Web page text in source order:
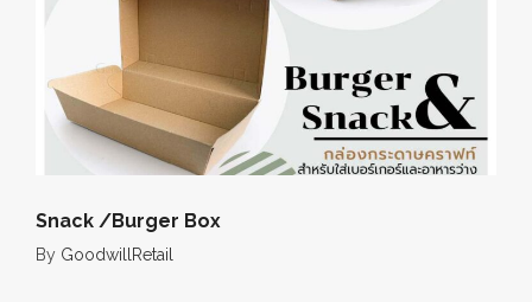
Snack /Burger Box
By GoodwillRetail